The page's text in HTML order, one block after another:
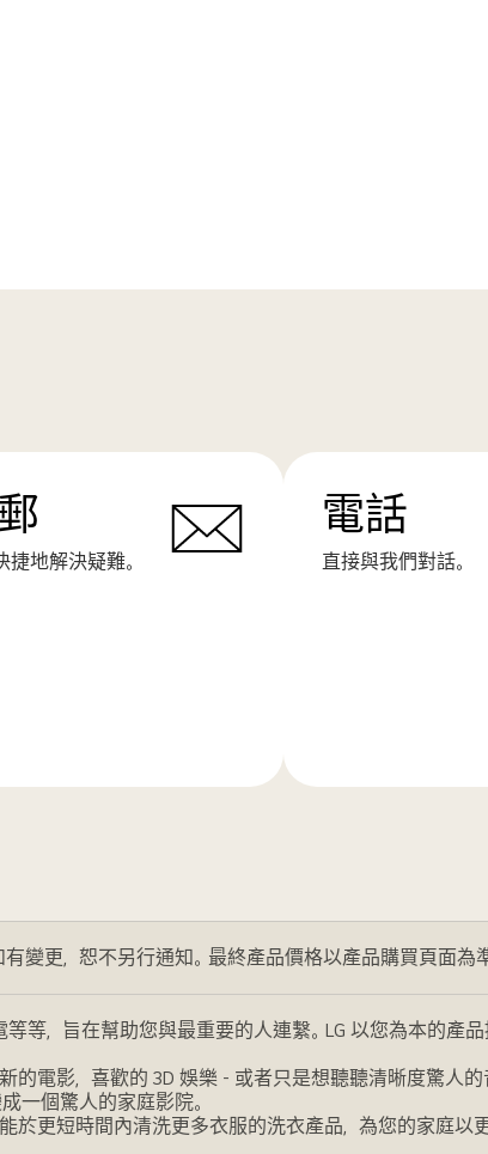
捷地解決疑難。
電話
直接與我們對話。
變更，恕不另行通知。最終產品價格以產品購買頁面為準
等，旨在幫助您與最重要的人連繫。LG 以您為本的產
的電影，喜歡的 3D 娛樂 - 或者只是想聽聽清晰度驚人
一個驚人的家庭影院。
於更短時間內清洗更多衣服的洗衣產品，為您的家庭